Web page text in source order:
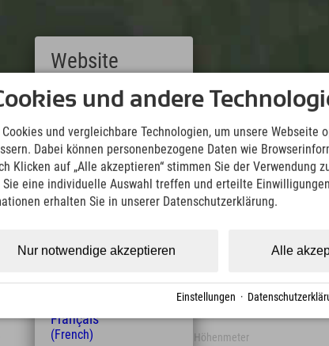
keine Haftung für die Richtigkeit, Vollständigkeit oder
Wir empfehlen die Mitnahme einer zusätzlichen Karte.
KML Download GPX Download
Höhenmeter
und andere
und vergleichbare Technologien, um unsere Webseite
Dabei können personenbezogene Daten wie
Klicken auf „Alle akzeptieren“ stimmen Sie der Verwendung
Sie eine individuelle Auswahl treffen und erteilte
erhalten Sie in unserer Datenschutzerklärung.
Alle
Nur notwendige akzeptieren
Einstellungen ·
Website
Deutsch
(German)
English
(English)
Italiano
(Italian)
Čeština
(Czech)
Magyar
Nederlands
Français
(French)